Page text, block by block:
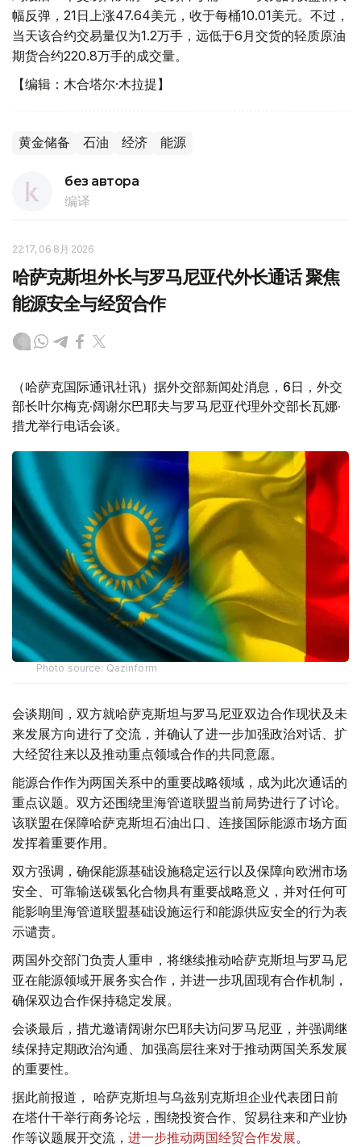
幅反弹，21日上涨47.64美元，收于每桶10.01美元。不过，
当天该合约交易量仅为1.2万手，远低于6月交货的轻质原油
期货合约220.8万手的成交量。
【编辑：木合塔尔·木拉提】
黄金储备 石油 经济 能源
без автора
编译
22:17, 06 8月 2026
哈萨克斯坦外长与罗马尼亚代外长通话 聚焦
能源安全与经贸合作
（哈萨克国际通讯社讯）据外交部新闻处消息，6日，外交
部长叶尔梅克·阔谢尔巴耶夫与罗马尼亚代理外交部长瓦娜·
措尤举行电话会谈。
Photo source: Qazinform
会谈期间，双方就哈萨克斯坦与罗马尼亚双边合作现状及未
来发展方向进行了交流，并确认了进一步加强政治对话、扩
大经贸往来以及推动重点领域合作的共同意愿。
能源合作作为两国关系中的重要战略领域，成为此次通话的
重点议题。双方还围绕里海管道联盟当前局势进行了讨论。
该联盟在保障哈萨克斯坦石油出口、连接国际能源市场方面
发挥着重要作用。
双方强调，确保能源基础设施稳定运行以及保障向欧洲市场
安全、可靠输送碳氢化合物具有重要战略意义，并对任何可
能影响里海管道联盟基础设施运行和能源供应安全的行为表
示谴责。
两国外交部门负责人重申，将继续推动哈萨克斯坦与罗马尼
亚在能源领域开展务实合作，并进一步巩固现有合作机制，
确保双边合作保持稳定发展。
会谈最后，措尤邀请阔谢尔巴耶夫访问罗马尼亚，并强调继
续保持定期政治沟通、加强高层往来对于推动两国关系发展
的重要性。
据此前报道， 哈萨克斯坦与乌兹别克斯坦企业代表团日前
在塔什干举行商务论坛，围绕投资合作、贸易往来和产业协
作等议题展开交流， 进一步推动两国经贸合作发展。